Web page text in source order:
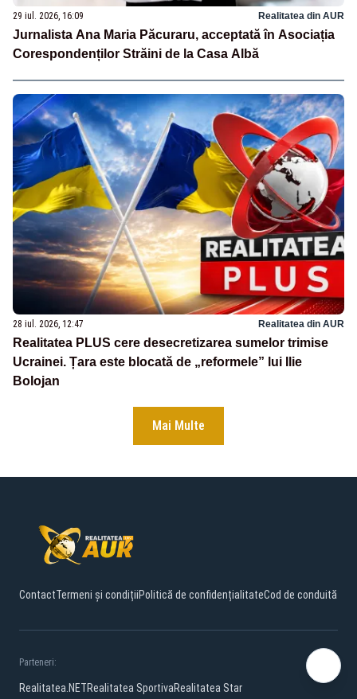
29 iul. 2026, 16:09 Realitatea din AUR
Jurnalista Ana Maria Păcuraru, acceptată în Asociația
Corespondenților Străini de la Casa Albă
28 iul. 2026, 12:47 Realitatea din AUR
Realitatea PLUS cere desecretizarea sumelor trimise
Ucrainei. Țara este blocată de „reformele” lui Ilie
Bolojan
Mai Multe
ContactTermeni și condițiiPolitică de confidențialitateCod de conduită
Parteneri:
Realitatea.NETRealitatea SportivaRealitatea Star